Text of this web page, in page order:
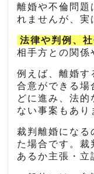
離婚や不倫問題
れませんが、実
法律や判例、
相手方との関係
例えば、離婚す
合意ができる場
どに進み、法的
ない事案もあり
裁判離婚になる
た場合です。裁
あるか主張・立